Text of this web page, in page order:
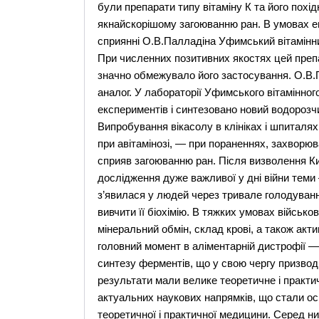
були препарати типу вітаміну К та його
якнайскорішому загоюванню ран. В умовах
сприянні О.В.Палладіна Уфимський
При численних позитивних якостях цей
значно обмежувало його застосування.
аналог. У лабораторії Уфимського
експериментів i синтезовано новий
Випробування вікасолу в клініках і
при авітамінозі, — при пораненнях,
сприяв загоюванню ран. Після визволення
дослідження дуже важливої у дні війни
з’явилася у людей через тривале
вивчити її біохімію. В тяжких умовах
мінеральний обмін, склад крові, а також
головний момент в аліментарній
синтезу ферментів, що у свою чергу
результати мали велике теоретичне і
актуальних наукових напрямків, що стали
теоретичної і практичної медицини. Серед